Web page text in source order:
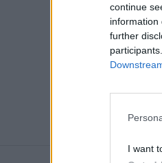
continue
information
further
I want